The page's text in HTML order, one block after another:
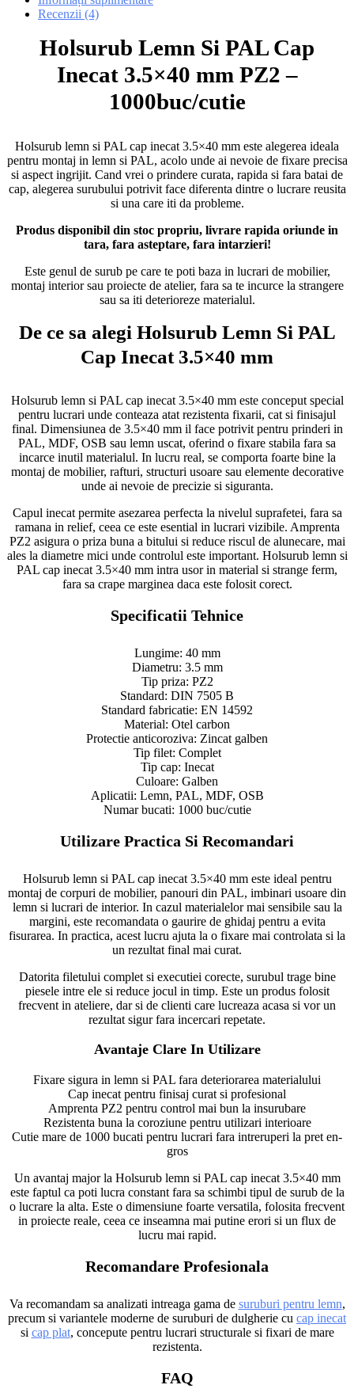
Recenzii (4)
Holsurub Lemn Si PAL Cap
Inecat 3.5×40 mm PZ2 –
1000buc/cutie
Holsurub lemn si PAL cap inecat 3.5×40 mm este alegerea ideala
pentru montaj in lemn si PAL, acolo unde ai nevoie de fixare precisa
si aspect ingrijit. Cand vrei o prindere curata, rapida si fara batai de
cap, alegerea surubului potrivit face diferenta dintre o lucrare reusita
si una care iti da probleme.
Produs disponibil din stoc propriu, livrare rapida oriunde in
tara, fara asteptare, fara intarzieri!
Este genul de surub pe care te poti baza in lucrari de mobilier,
montaj interior sau proiecte de atelier, fara sa te incurce la strangere
sau sa iti deterioreze materialul.
De ce sa alegi Holsurub Lemn Si PAL
Cap Inecat 3.5×40 mm
Holsurub lemn si PAL cap inecat 3.5×40 mm este conceput special
pentru lucrari unde conteaza atat rezistenta fixarii, cat si finisajul
final. Dimensiunea de 3.5×40 mm il face potrivit pentru prinderi in
PAL, MDF, OSB sau lemn uscat, oferind o fixare stabila fara sa
incarce inutil materialul. In lucru real, se comporta foarte bine la
montaj de mobilier, rafturi, structuri usoare sau elemente decorative
unde ai nevoie de precizie si siguranta.
Capul inecat permite asezarea perfecta la nivelul suprafetei, fara sa
ramana in relief, ceea ce este esential in lucrari vizibile. Amprenta
PZ2 asigura o priza buna a bitului si reduce riscul de alunecare, mai
ales la diametre mici unde controlul este important. Holsurub lemn si
PAL cap inecat 3.5×40 mm intra usor in material si strange ferm,
fara sa crape marginea daca este folosit corect.
Specificatii Tehnice
Lungime: 40 mm
Diametru: 3.5 mm
Tip priza: PZ2
Standard: DIN 7505 B
Standard fabricatie: EN 14592
Material: Otel carbon
Protectie anticoroziva: Zincat galben
Tip filet: Complet
Tip cap: Inecat
Culoare: Galben
Aplicatii: Lemn, PAL, MDF, OSB
Numar bucati: 1000 buc/cutie
Utilizare Practica Si Recomandari
Holsurub lemn si PAL cap inecat 3.5×40 mm este ideal pentru
montaj de corpuri de mobilier, panouri din PAL, imbinari usoare din
lemn si lucrari de interior. In cazul materialelor mai sensibile sau la
margini, este recomandata o gaurire de ghidaj pentru a evita
fisurarea. In practica, acest lucru ajuta la o fixare mai controlata si la
un rezultat final mai curat.
Datorita filetului complet si executiei corecte, surubul trage bine
piesele intre ele si reduce jocul in timp. Este un produs folosit
frecvent in ateliere, dar si de clienti care lucreaza acasa si vor un
rezultat sigur fara incercari repetate.
Avantaje Clare In Utilizare
Fixare sigura in lemn si PAL fara deteriorarea materialului
Cap inecat pentru finisaj curat si profesional
Amprenta PZ2 pentru control mai bun la insurubare
Rezistenta buna la coroziune pentru utilizari interioare
Cutie mare de 1000 bucati pentru lucrari fara intreruperi la pret en-
gros
Un avantaj major la Holsurub lemn si PAL cap inecat 3.5×40 mm
este faptul ca poti lucra constant fara sa schimbi tipul de surub de la
o lucrare la alta. Este o dimensiune foarte versatila, folosita frecvent
in proiecte reale, ceea ce inseamna mai putine erori si un flux de
lucru mai rapid.
Recomandare Profesionala
Va recomandam sa analizati intreaga gama de suruburi pentru lemn,
precum si variantele moderne de suruburi de dulgherie cu cap inecat
si cap plat, concepute pentru lucrari structurale si fixari de mare
rezistenta.
FAQ